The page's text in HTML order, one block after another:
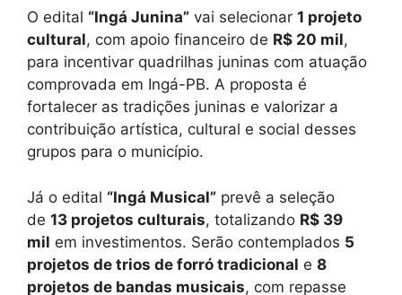
O edital “Ingá Junina” vai selecionar 1 projeto
cultural, com apoio financeiro de R$ 20 mil,
para incentivar quadrilhas juninas com atuação
comprovada em Ingá-PB. A proposta é
fortalecer as tradições juninas e valorizar a
contribuição artística, cultural e social desses
grupos para o município.
Já o edital “Ingá Musical” prevê a seleção
de 13 projetos culturais, totalizando R$ 39
mil em investimentos. Serão contemplados 5
projetos de trios de forró tradicional e 8
projetos de bandas musicais, com repasse